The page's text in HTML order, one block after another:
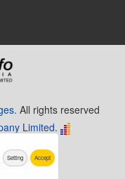
All rights reserved
Limited.
Setting Accept